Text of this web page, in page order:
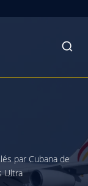
par Cubana de
Ultra